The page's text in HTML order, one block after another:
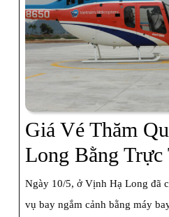
Giá Vé Thăm
Long Bằng Trực
Ngày 10/5, ở Vịnh Hạ Long đã
vụ bay ngắm cảnh bằng máy